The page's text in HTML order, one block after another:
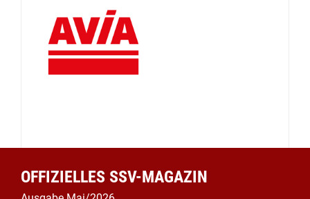
OFFIZIELLES SSV-MAGAZIN